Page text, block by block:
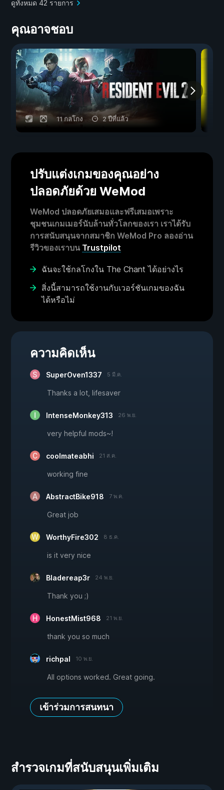
ดูทั้งหมด 42 รายการ
คุณอาจชอบ
11 กลโกง 2 ปีที่แล้ว
ปรับแต่งเกมของคุณอย่าง
ปลอดภัยด้วย WeMod
WeMod ปลอดภัยเสมอและฟรีเสมอเพราะ
ชุมชนเกมเมอร์นับล้านทั่วโลกของเรา เราได้รับ
การสนับสนุนจากสมาชิก WeMod Pro ลองอ่าน
รีวิวของเราบน Trustpilot
ฉันจะใช้กลโกงใน The Chant ได้อย่างไร
สิ่งนี้สามารถใช้งานกับเวอร์ชันเกมของฉัน
ได้หรือไม่
ความคิดเห็น
SuperOven1337 5 มี.ค.
Thanks a lot, lifesaver
IntenseMonkey313 26 พ.ย.
very helpful mods~!
coolmateabhi 21 ส.ค.
working fine
AbstractBike918 7 พ.ค.
Great job
WorthyFire302 8 ธ.ค.
is it very nice
Bladereap3r 24 พ.ย.
Thank you ;)
HonestMist968 21 พ.ย.
thank you so much
richpal 10 พ.ย.
All options worked. Great going.
เข้าร่วมการสนทนา
สำรวจเกมที่สนับสนุนเพิ่มเติม